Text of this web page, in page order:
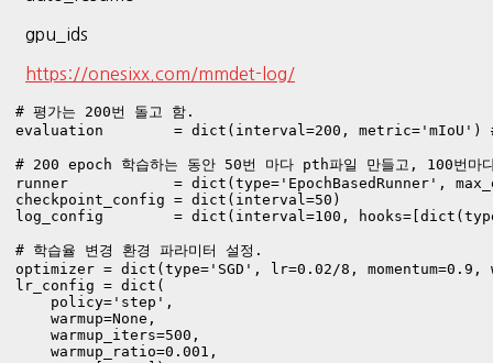
gpu_ids
https://onesixx.com/mmdet-log/
# 평가는 200번 돌고 함.
evaluation        = dict(interval=200, metric='mIoU')
# 200 epoch 학습하는 동안 50번 마다 pth파일 만들고, 100번마
runner            = dict(type='EpochBasedRunner',
checkpoint_config = dict(interval=50)
log_config        = dict(interval=100,
# 학습율 변경 환경 파라미터 설정.
optimizer = dict(type='SGD', lr=0.02/8, momentum=0.9,
lr_config = dict(
    policy='step',
    warmup=None,
    warmup_iters=500,
    warmup_ratio=0.001,